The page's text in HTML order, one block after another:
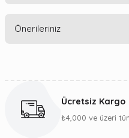
Önerileriniz
Görüş ve önerileriniz için
Ücretsiz Kargo
₺4,000 ve üzeri